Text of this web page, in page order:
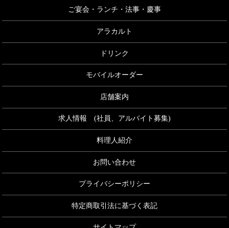
ご宴会・ランチ・法事・慶事
アラカルト
ドリンク
モバイルオーダー
店舗案内
求人情報 (社員、アルバイト募集)
料理人紹介
お問い合わせ
プライバシーポリシー
特定商取引法に基づく表記